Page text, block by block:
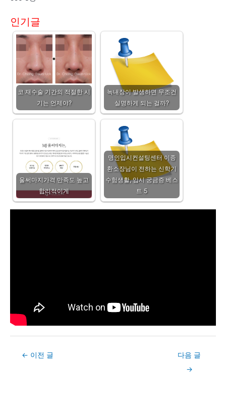
인기글
코 재수술 기간의 적절한 시
기는 언제야?
녹내장이 발생하면 무조건
실명하게 되는 걸까?
울써마지가격 만족도 높고
합리적이게
명인입시컨설팅센터 이종
환소장님이 전하는 신학기
수험생활, 입시 궁금증 베스
트 5
Post← 이전 글
다음 글
→